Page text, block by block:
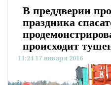
В преддверии
праздника
происходит
11:24 17 января 2016